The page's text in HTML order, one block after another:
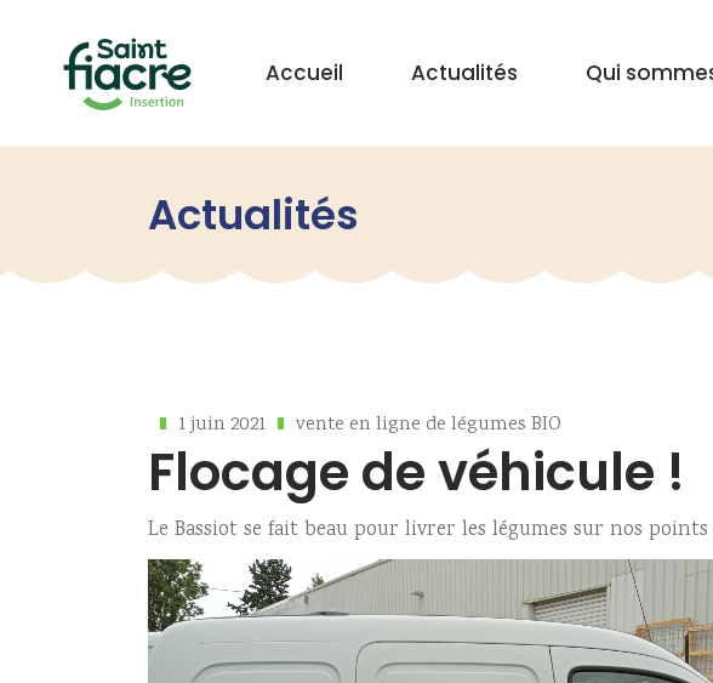
Accueil Actualités Qui
Actualités
1 juin 2021 vente en ligne de légumes BIO
Flocage de véhicule !
Le Bassiot se fait beau pour livrer les légumes sur nos